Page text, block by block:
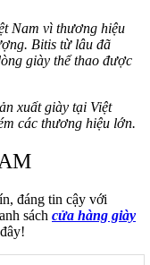
Nam vì thương hiệu
Bitis từ lâu đã
giày thể thao được
xuất giày tại Việt
các thương hiệu lớn.
đáng tin cậy với
sách cửa hàng giày